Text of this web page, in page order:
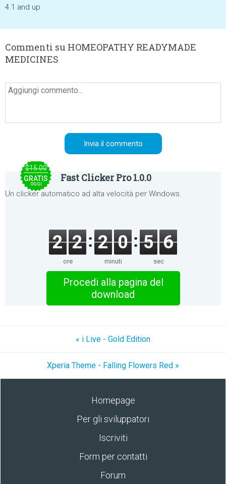
4.1 and up
Commenti su HOMEOPATHY READYMADE
MEDICINES
$15.00
GRATIS
OGGI
Fast Clicker Pro 1.0.0
Un clicker automatico ad alta velocità per Windows.
2 2
ore
2 0
minuti
5 6
sec
Procedi alla pagina del
download
« i Live - Gold Edition
Xperia Theme - Falling Flowers Red »
Homepage
Per gli sviluppatori
Iscriviti
Form per contatti
Forum